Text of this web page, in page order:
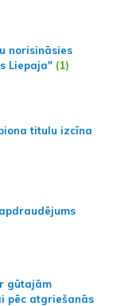
norisināsies
Liepaja" (1)
titulu izcīna
gūtajām
pēc atgriešanās